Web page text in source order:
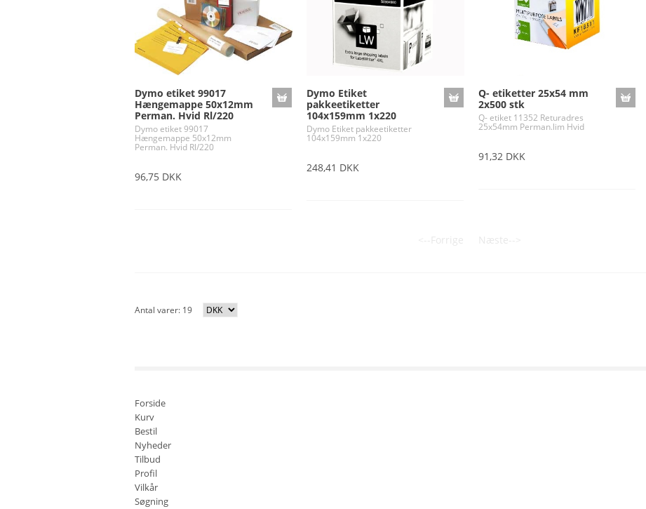
Dymo etiket 99017
Hængemappe 50x12mm
Perman. Hvid Rl/220
Dymo etiket 99017
Hængemappe 50x12mm
Perman. Hvid Rl/220
96,75 DKK
Dymo Etiket
pakkeetiketter
104x159mm 1x220
Dymo Etiket pakkeetiketter
104x159mm 1x220
248,41 DKK
Q- etiketter 25x54 mm
2x500 stk
Q- etiket 11352 Returadres
25x54mm Perman.lim Hvid
91,32 DKK
<--Forrige Næste-->
Antal varer: 19
Forside
Kurv
Bestil
Nyheder
Tilbud
Profil
Vilkår
Søgning